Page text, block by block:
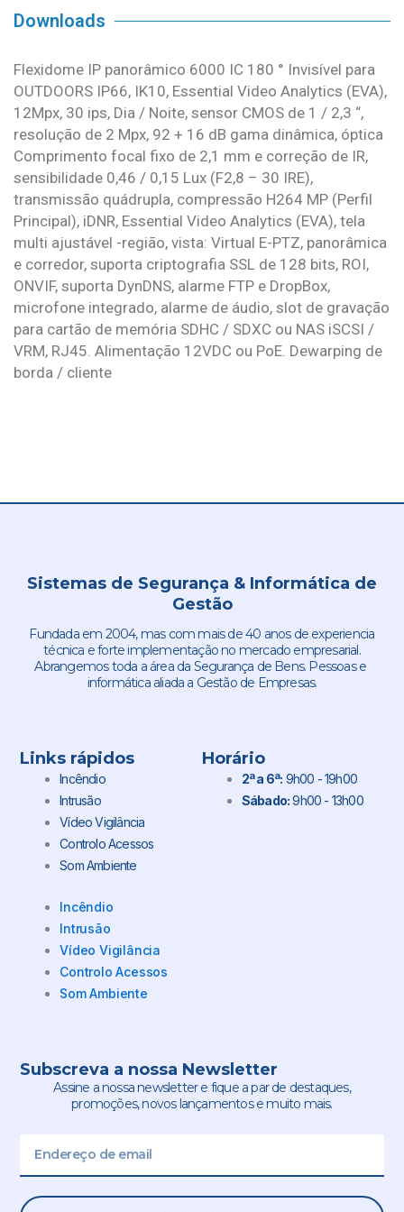
Downloads
Flexidome IP panorâmico 6000 IC 180 ° Invisível para
OUTDOORS IP66, IK10, Essential Video Analytics (EVA),
12Mpx, 30 ips, Dia / Noite, sensor CMOS de 1 / 2,3 “,
resolução de 2 Mpx, 92 + 16 dB gama dinâmica, óptica
Comprimento focal fixo de 2,1 mm e correção de IR,
sensibilidade 0,46 / 0,15 Lux (F2,8 – 30 IRE),
transmissão quádrupla, compressão H264 MP (Perfil
Principal), iDNR, Essential Video Analytics (EVA), tela
multi ajustável -região, vista: Virtual E-PTZ, panorâmica
e corredor, suporta criptografia SSL de 128 bits, ROI,
ONVIF, suporta DynDNS, alarme FTP e DropBox,
microfone integrado, alarme de áudio, slot de gravação
para cartão de memória SDHC / SDXC ou NAS iSCSI /
VRM, RJ45. Alimentação 12VDC ou PoE. Dewarping de
borda / cliente
Sistemas de Segurança & Informática de
Gestão
Fundada em 2004, mas com mais de 40 anos de experiencia
técnica e forte implementação no mercado empresarial.
Abrangemos toda a área da Segurança de Bens. Pessoas e
informática aliada a Gestão de Empresas.
Links rápidos
Incêndio
Intrusão
Vídeo Vigilância
Controlo Acessos
Som Ambiente
Incêndio
Intrusão
Vídeo Vigilância
Controlo Acessos
Som Ambiente
Horário
2ª a 6ª: 9h00 - 19h00
Sábado:9h00 - 13h00
Subscreva a nossa Newsletter
Assine a nossa newsletter e fique a par de destaques,
promoções, novos lançamentos e muito mais.